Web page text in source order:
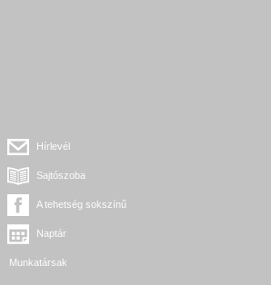
Hírlevél
Sajtószoba
A tehetség sokszínű
Naptár
Munkatársak